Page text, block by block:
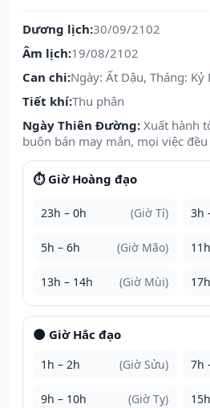
Dương lịch:30/09/2102
Âm lịch:19/08/2102
Can chi:Ngày: Ất Dậu, Tháng:
Tiết khí:Thu phân
Ngày Thiên Đường: Xuất hành
buôn bán may mắn, mọi việc
⏱️ Giờ Hoàng đạo
23h – 0h (Giờ Tí) 3h
5h – 6h (Giờ Mão)
13h – 14h (Giờ Mùi)
🌑 Giờ Hắc đạo
1h – 2h (Giờ Sửu) 7h
9h – 10h (Giờ Tỵ)